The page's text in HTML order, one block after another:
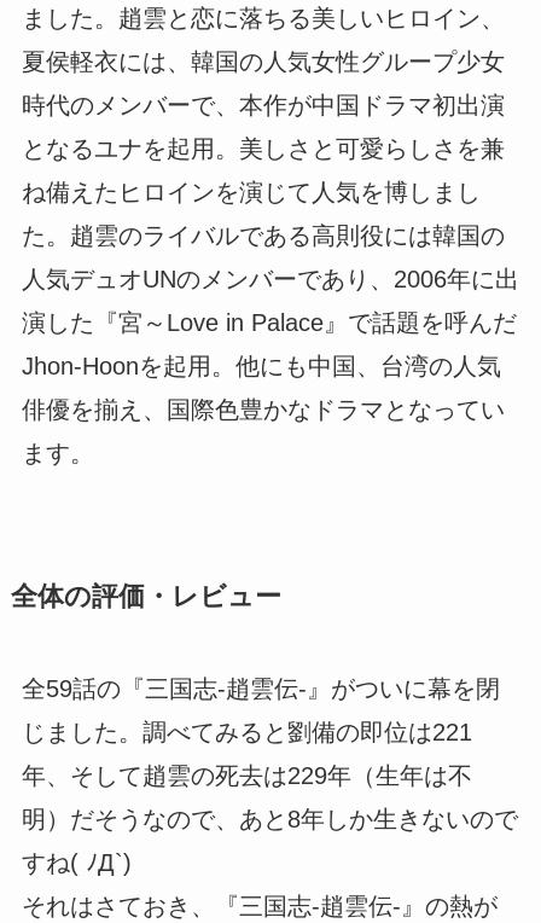
ました。趙雲と恋に落ちる美しいヒロイン、
夏侯軽衣には、韓国の人気女性グループ少女
時代のメンバーで、本作が中国ドラマ初出演
となるユナを起用。美しさと可愛らしさを兼
ね備えたヒロインを演じて人気を博しまし
た。趙雲のライバルである高則役には韓国の
人気デュオUNのメンバーであり、2006年に出
演した『宮～Love in Palace』で話題を呼んだ
Jhon-Hoonを起用。他にも中国、台湾の人気
俳優を揃え、国際色豊かなドラマとなってい
ます。
全体の評価・レビュー
全59話の『三国志-趙雲伝-』がついに幕を閉
じました。調べてみると劉備の即位は221
年、そして趙雲の死去は229年（生年は不
明）だそうなので、あと8年しか生きないので
すね( ﾉД`)
それはさておき、『三国志-趙雲伝-』の熱が